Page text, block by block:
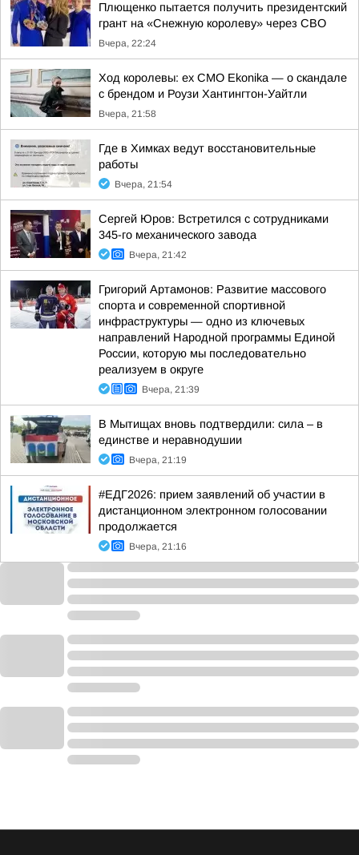
Плющенко пытается получить президентский
грант на «Снежную королеву» через СВО
Вчера, 22:24
Ход королевы: ex CMO Ekonika — о скандале
с брендом и Роузи Хантингтон-Уайтли
Вчера, 21:58
Где в Химках ведут восстановительные
работы
Вчера, 21:54
Сергей Юров: Встретился с сотрудниками
345-го механического завода
Вчера, 21:42
Григорий Артамонов: Развитие массового
спорта и современной спортивной
инфраструктуры — одно из ключевых
направлений Народной программы Единой
России, которую мы последовательно
реализуем в округе
Вчера, 21:39
В Мытищах вновь подтвердили: сила – в
единстве и неравнодушии
Вчера, 21:19
#ЕДГ2026: прием заявлений об участии в
дистанционном электронном голосовании
продолжается
Вчера, 21:16